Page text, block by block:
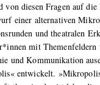
von diesen Fragen auf
einer alternativen
und theatralen
mit
und Kommunikation
entwickelt.